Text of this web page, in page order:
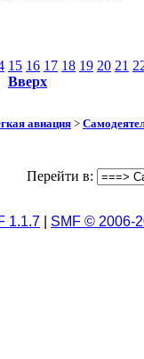
15 16 17 18 19 20 21
Вверх
авиация>
Перейти в:
1.1.7 SMF © 2006-